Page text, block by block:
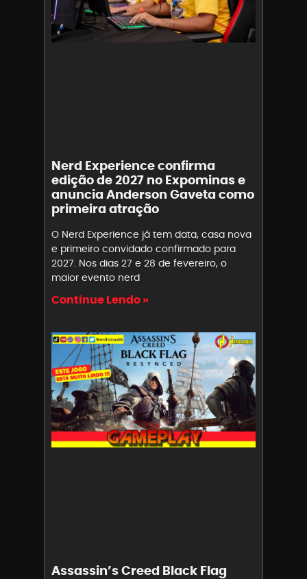
Nerd Experience confirma
edição de 2027 no Expominas e
anuncia Anderson Gaveta como
primeira atração
O Nerd Experience já tem data, casa nova
e primeiro convidado confirmado para
2027. Nos dias 27 e 28 de fevereiro, o
maior evento nerd
Continue Lendo »
Assassin’s Creed Black Flag